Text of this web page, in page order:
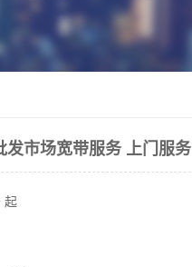
发市场宽带服务 上门服务
起